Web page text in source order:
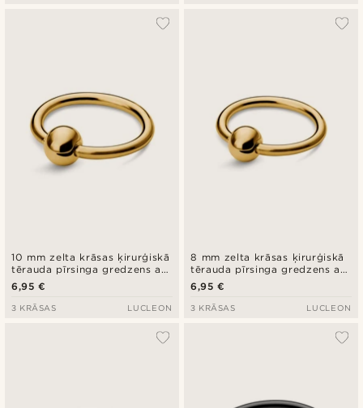
10 mm zelta krāsas ķirurģiskā
tērauda pīrsinga gredzens ar
bumbiņu
6,95 €
3 KRĀSAS LUCLEON
8 mm zelta krāsas ķirurģiskā
tērauda pīrsinga gredzens ar
bumbiņu
6,95 €
3 KRĀSAS LUCLEON